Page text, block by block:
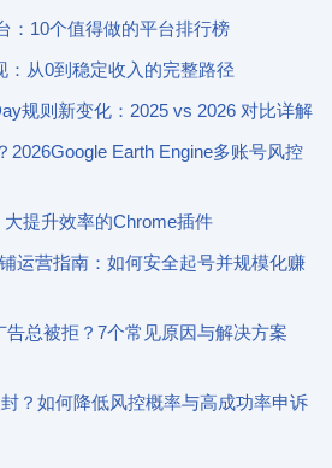
：10个值得做的平台排行榜
：从0到稳定收入的完整路径
规则新变化：2025 vs 2026 对比详解
2026Google Earth Engine多账号风控
提升效率的Chrome插件
运营指南：如何安全起号并规模化赚
告总被拒？7个常见原因与解决方案
？如何降低风控概率与高成功率申诉